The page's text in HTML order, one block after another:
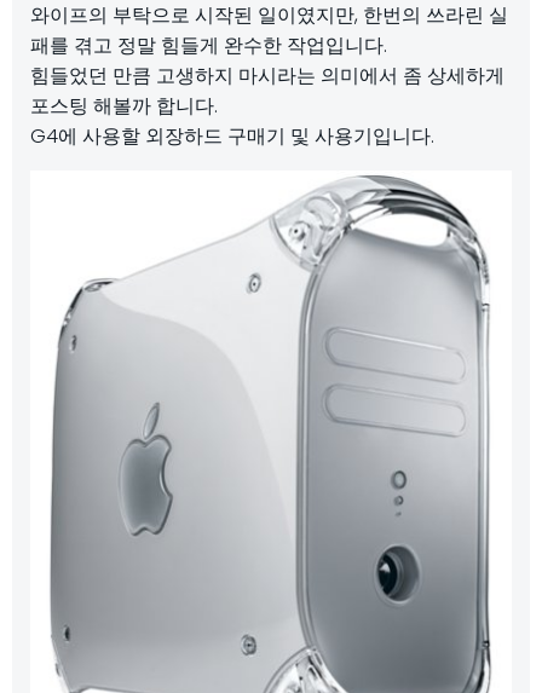
와이프의 부탁으로 시작된 일이였지만, 한번의 쓰라린 실
패를 겪고 정말 힘들게 완수한 작업입니다.
힘들었던 만큼 고생하지 마시라는 의미에서 좀 상세하게
포스팅 해볼까 합니다.
G4에 사용할 외장하드 구매기 및 사용기입니다.